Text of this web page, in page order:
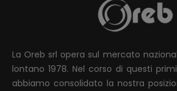
La Oreb srl opera sul mercato
lontano 1978. Nel corso di questi
abbiamo consolidato la nostra